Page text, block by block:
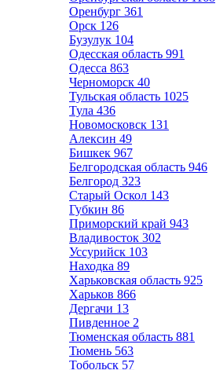
Оренбург 361
Орск 126
Бузулук 104
Одесская область 991
Одесса 863
Черноморск 40
Тульская область 1025
Тула 436
Новомосковск 131
Алексин 49
Бишкек 967
Белгородская область 946
Белгород 323
Старый Оскол 143
Губкин 86
Приморский край 943
Владивосток 302
Уссурийск 103
Находка 89
Харьковская область 925
Харьков 866
Дергачи 13
Пивденное 2
Тюменская область 881
Тюмень 563
Тобольск 57